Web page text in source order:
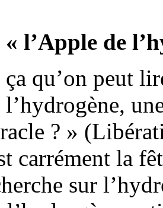
l’Apple de
qu’on peut
? »
carrément la
sur